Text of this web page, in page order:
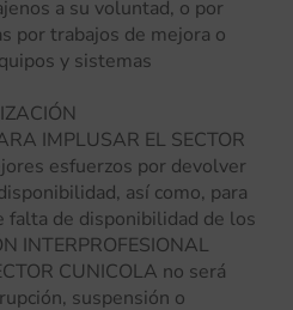
a su voluntad, o por
por trabajos de mejora o
y sistemas
IMPLUSAR EL SECTOR
esfuerzos por devolver
así como, para
falta de disponibilidad de los
INTERPROFESIONAL
CUNICOLA no será
suspensión o